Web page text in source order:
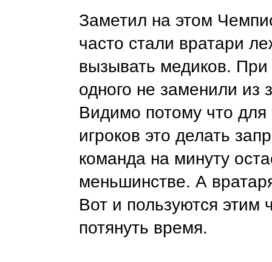
Заметил на этом
часто стали вратари
вызывать медиков. При
одного не заменили из
Видимо потому что для
игроков это делать
команда на минуту
меньшинстве. А
Вот и пользуются этим
потянуть время.